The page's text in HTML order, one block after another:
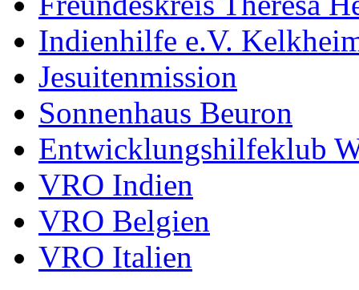
Indienhilfe e.V.
Jesuitenmission
Sonnenhaus Beuron
Entwicklungshilfeklub
VRO Indien
VRO Belgien
VRO Italien